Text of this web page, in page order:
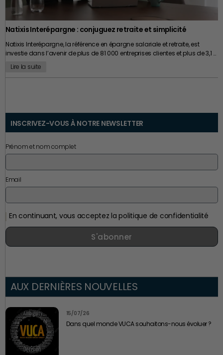
qui permet de créer de la richesse et ce qui permet d’en préserver les
bénéfices. Pour un chef d’entreprise, cette réflexion constitue souvent
l’un des meilleurs investissements possibles. Car si une entreprise peut
connaître des cycles de croissance, de transformation ou de
accompagner toute une vie.
Natixis Interépargne : conjuguez retraite et simplicité
Natixis Interépargne, la référence en épargne salariale et retraite, est
investie dans l’avenir de plus de 81 000 entreprises clientes et plus de 3,1 …
Lire la suite
INSCRIVEZ-VOUS À NOTRE NEWSLETTER
Prénom et nom complet
Email
En continuant, vous acceptez la politique de confidentialité
S'abonner
AUX DERNIÈRES NOUVELLES
15/07/26
Dans quel monde VUCA souhaitons-nous évoluer ?